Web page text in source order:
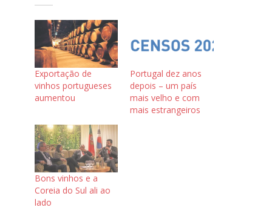
Exportação de
vinhos portugueses
aumentou
Portugal dez anos
depois – um país
mais velho e com
mais estrangeiros
Bons vinhos e a
Coreia do Sul ali ao
lado